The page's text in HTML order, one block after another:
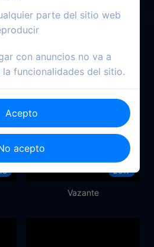
2017
Vazante
parte del sitio web
con anuncios no va a
funcionalidades del sitio.
Acepto
acepto